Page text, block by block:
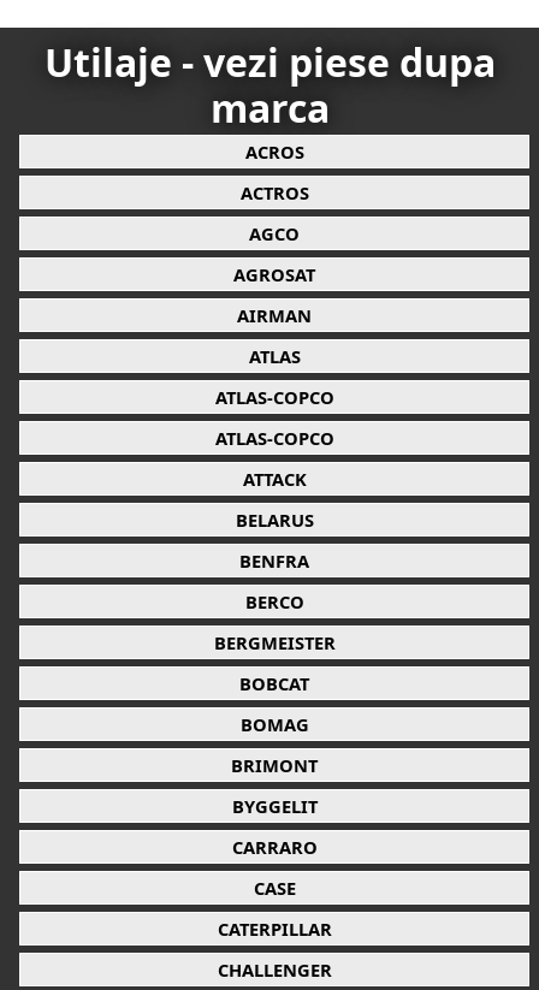
Utilaje - vezi piese dupa
marca
ACROS
ACTROS
AGCO
AGROSAT
AIRMAN
ATLAS
ATLAS-COPCO
ATLAS-COPCO
ATTACK
BELARUS
BENFRA
BERCO
BERGMEISTER
BOBCAT
BOMAG
BRIMONT
BYGGELIT
CARRARO
CASE
CATERPILLAR
CHALLENGER